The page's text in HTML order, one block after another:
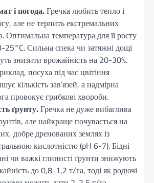
і погода.Гречка любить тепло і
але не терпить екстремальних
Оптимальна температура для її росту
25°C. Сильна спека чи затяжні дощі
знизити врожайність на 20-30%.
посуха під час цвітіння
кількість зав’язей, а надмірна
провокує грибкові хвороби.
ґрунту.Гречка не дуже вибаглива
але найкраще почувається на
добре дренованих землях із
кислотністю (pH 6-7). Бідні
чи важкі глинисті ґрунти знижують
до 0,8-1,2 т/га, тоді як родючі